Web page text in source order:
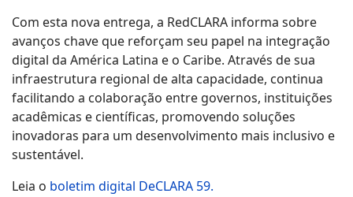
Com esta nova entrega, a RedCLARA informa sobre
avanços chave que reforçam seu papel na integração
digital da América Latina e o Caribe. Através de sua
infraestrutura regional de alta capacidade, continua
facilitando a colaboração entre governos, instituições
acadêmicas e científicas, promovendo soluções
inovadoras para um desenvolvimento mais inclusivo e
sustentável.
Leia o boletim digital DeCLARA 59.